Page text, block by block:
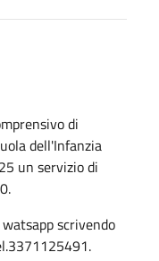
di
dell'Infanzia
un servizio di
scrivendo